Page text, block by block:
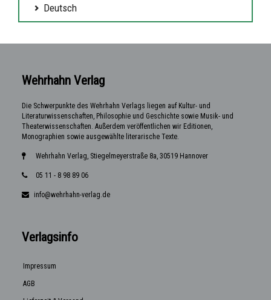
Deutsch
Wehrhahn Verlag
Die Schwerpunkte des Wehrhahn Verlags liegen auf Kultur- und
Literaturwissenschaften, Philosophie und Geschichte sowie Musik- und
Theaterwissenschaften. Außerdem veröffentlichen wir Editionen,
Monographien sowie ausgewählte literarische Texte.
Wehrhahn Verlag, Stiegelmeyerstraße 8a, 30519 Hannover
05 11 - 8 98 89 06
info@wehrhahn-verlag.de
Verlagsinfo
Impressum
AGB